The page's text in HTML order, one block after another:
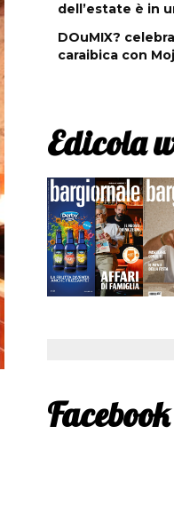
dell’estate è in
DOuMIX?
caraibica con
Edicola
Facebook